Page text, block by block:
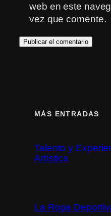
web en este
vez que comente.
MÁS ENTRADAS
Talento y
Artística
La Ropa